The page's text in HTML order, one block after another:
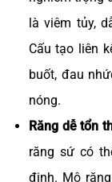
là viêm tủy,
Cấu tạo liên
buốt, đau
nóng.
Răng dễ tổn
răng sứ có
định. Mô